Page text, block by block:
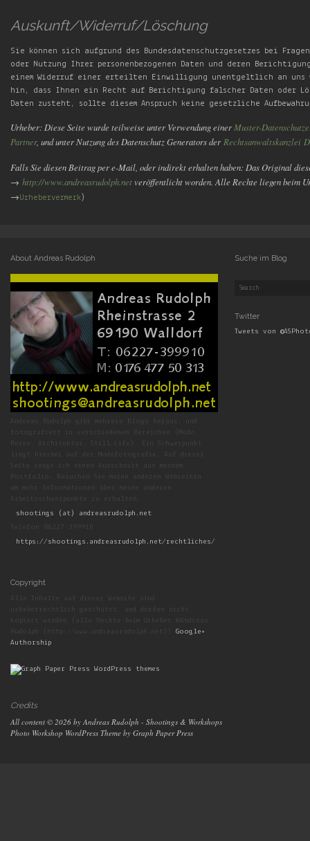
Auskunft/Widerruf/Löschung
Sie können sich aufgrund des Bundesdatenschutzgesetzes bei
oder Nutzung Ihrer personenbezogenen Daten und deren
einem Widerruf einer erteilten Einwilligung unentgeltlich an uns
hin, dass Ihnen ein Recht auf Berichtigung falscher Daten oder
Daten zusteht, sollte diesem Anspruch keine gesetzliche
Urheber: Diese Seite wurde teilweise unter Verwendung einerMuster-
Partner, und unter Nutzung des Datenschutz Generators der Rechtsanwaltskanzlei
Falls Sie diesen Beitrag per e-Mail, oder indirekt erhalten haben: Das Original
→ http://www.andreasrudolph.netveröffentlicht worden. Alle Rechte liegen beim
→Urhebervermerk)
About Andreas Rudolph
shootings (at) andreasrudolph.net
Telefon 06227 399910
https://shootings.andreasrudolph.net/rechtliches/
Copyright
Google+
Authorship
Suche im Blog
Twitter
Tweets von
Credits
All content © 2026 by Andreas Rudolph - Shootings & Workshops
Photo Workshop WordPress Theme by Graph Paper Press